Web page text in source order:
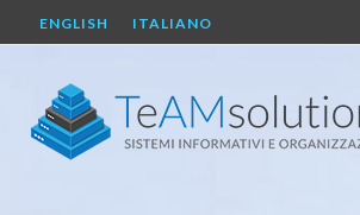
ENGLISH ITALIANO